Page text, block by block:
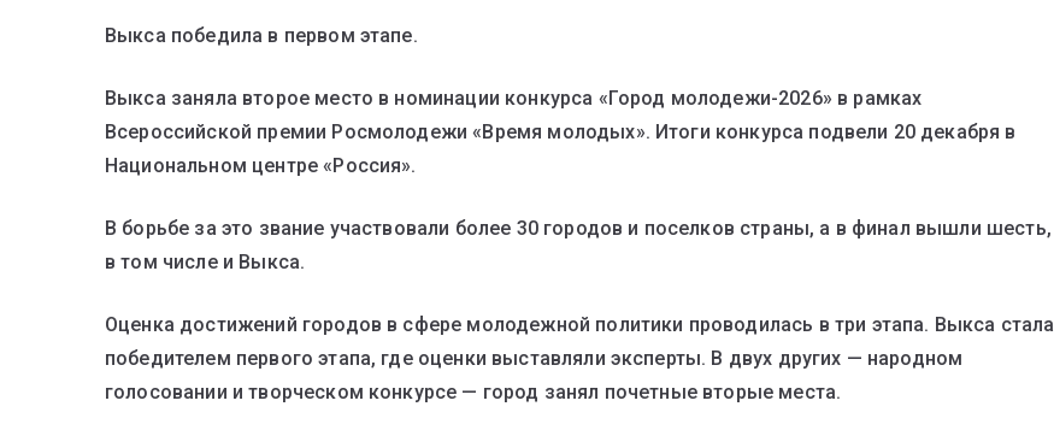
Выкса победила в первом этапе.
Выкса заняла второе место в номинации конкурса «Город молодежи-2026» в рамках
Всероссийской премии Росмолодежи «Время молодых». Итоги конкурса подвели 20 декабря в
Национальном центре «Россия».
В борьбе за это звание участвовали более 30 городов и поселков страны, а в финал вышли шесть,
в том числе и Выкса.
Оценка достижений городов в сфере молодежной политики проводилась в три этапа. Выкса стала
победителем первого этапа, где оценки выставляли эксперты. В двух других — народном
голосовании и творческом конкурсе — город занял почетные вторые места.